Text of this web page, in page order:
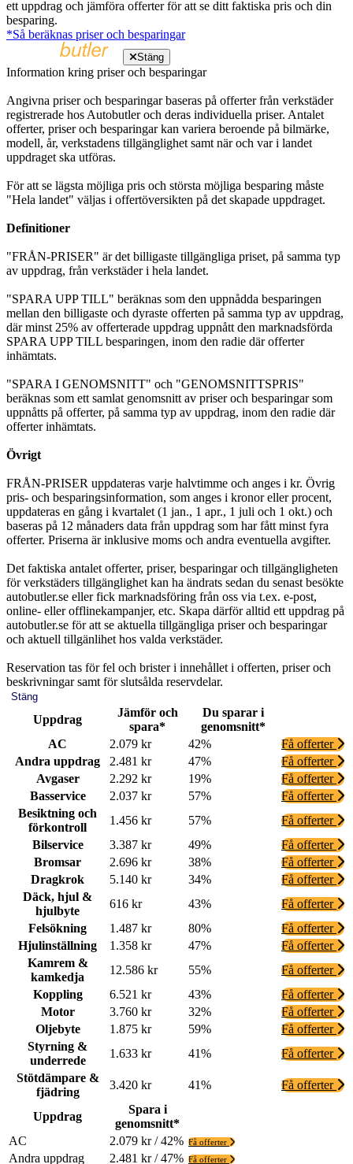
ett uppdrag och jämföra offerter för att se ditt faktiska pris och din
besparing.
*Så beräknas priser och besparingar
Stäng
Information kring priser och besparingar
Angivna priser och besparingar baseras på offerter från verkstäder
registrerade hos Autobutler och deras individuella priser. Antalet
offerter, priser och besparingar kan variera beroende på bilmärke,
modell, år, verkstadens tillgänglighet samt när och var i landet
uppdraget ska utföras.
För att se lägsta möjliga pris och största möjliga besparing måste
"Hela landet" väljas i offertöversikten på det skapade uppdraget.
Definitioner
"FRÅN-PRISER" är det billigaste tillgängliga priset, på samma typ
av uppdrag, från verkstäder i hela landet.
"SPARA UPP TILL" beräknas som den uppnådda besparingen
mellan den billigaste och dyraste offerten på samma typ av uppdrag,
där minst 25% av offerterade uppdrag uppnått den marknadsförda
SPARA UPP TILL besparingen, inom den radie där offerter
inhämtats.
"SPARA I GENOMSNITT" och "GENOMSNITTSPRIS"
beräknas som ett samlat genomsnitt av priser och besparingar som
uppnåtts på offerter, på samma typ av uppdrag, inom den radie där
offerter inhämtats.
Övrigt
FRÅN-PRISER uppdateras varje halvtimme och anges i kr. Övrig
pris- och besparingsinformation, som anges i kronor eller procent,
uppdateras en gång i kvartalet (1 jan., 1 apr., 1 juli och 1 okt.) och
baseras på 12 månaders data från uppdrag som har fått minst fyra
offerter. Priserna är inklusive moms och andra eventuella avgifter.
Det faktiska antalet offerter, priser, besparingar och tillgängligheten
för verkstäders tillgänglighet kan ha ändrats sedan du senast besökte
autobutler.se eller fick marknadsföring från oss via t.ex. e-post,
online- eller offlinekampanjer, etc. Skapa därför alltid ett uppdrag på
autobutler.se för att se aktuella tillgängliga priser och besparingar
och aktuell tillgänlihet hos valda verkstäder.
Reservation tas för fel och brister i innehållet i offerten, priser och
beskrivningar samt för slutsålda reservdelar.
Stäng
Uppdrag
Jämför och
spara*
Du sparar i
genomsnitt*
AC
2.079 kr 42%
Få offerter
Andra uppdrag
2.481 kr 47%
Få offerter
Avgaser
2.292 kr 19%
Få offerter
Basservice
2.037 kr 57%
Få offerter
Besiktning och
förkontroll
1.456 kr 57%
Få offerter
Bilservice
3.387 kr 49%
Få offerter
Bromsar
2.696 kr 38%
Få offerter
Dragkrok
5.140 kr 34%
Få offerter
Däck, hjul &
hjulbyte
616 kr 43%
Få offerter
Felsökning
1.487 kr 80%
Få offerter
Hjulinställning
1.358 kr 47%
Få offerter
Kamrem &
kamkedja
12.586 kr 55%
Få offerter
Koppling
6.521 kr 43%
Få offerter
Motor
3.760 kr 32%
Få offerter
Oljebyte
1.875 kr 59%
Få offerter
Styrning &
underrede
1.633 kr 41%
Få offerter
Stötdämpare &
fjädring
3.420 kr 41% Få offerter
Uppdrag
Spara i
genomsnitt*
AC
2.079 kr / 42% Få offerter
Andra uppdrag 2.481 kr / 47% Få offerter